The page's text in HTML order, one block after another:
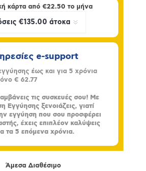
κάρτα από €22.50 το μήνα
e-support
έως και για 5 χρόνια
€ 62.77
τις συσκευές σου! Με
Εγγύησης ξενοιάζεις, γιατί
εγγύηση που σου προσφέρει
έχεις επιπλέον καλύψεις
τα 5 επόμενα χρόνια.
Άμεσα Διαθέσιμο